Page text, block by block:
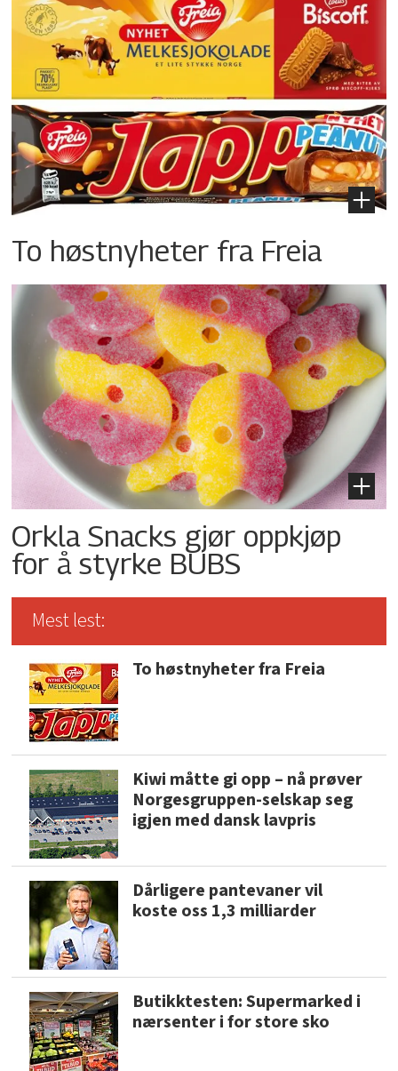
To høstnyheter fra Freia
Orkla Snacks gjør oppkjøp
for å styrke BUBS
Mest lest:
To høstnyheter fra Freia
Kiwi måtte gi opp – nå prøver
Norgesgruppen-selskap seg
igjen med dansk lavpris
Dårligere pantevaner vil
koste oss 1,3 milliarder
Butikktesten: Supermarked i
nærsenter i for store sko